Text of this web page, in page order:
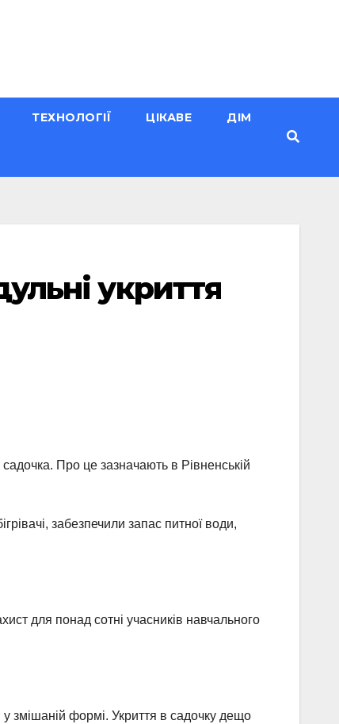
ТЕХНОЛОГІЇ ЦІКАВЕ ДІМ
укриття
Про це зазначають в Рівненській
забезпечили запас питної води,
для понад сотні учасників навчального
змішаній формі. Укриття в садочку дещо